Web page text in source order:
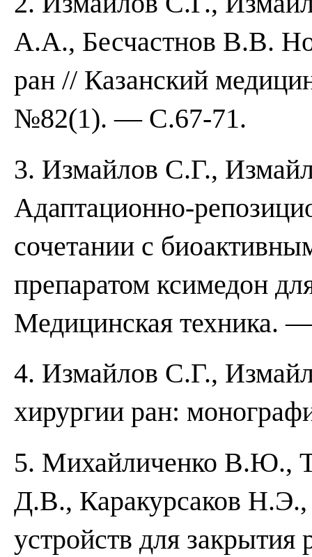
А.А., Бесчастнов В.В.
ран // Казанский
№82(1). — С.67-71.
3. Измайлов С.Г.,
Адаптационно-
сочетании с
препаратом ксимедон
Медицинская
4. Измайлов С.Г.,
хирургии ран:
5. Михайличенко В.Ю.,
Д.В., Каракурсаков
устройств для